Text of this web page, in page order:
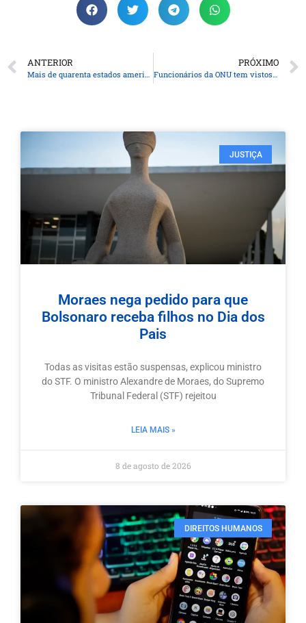
ANTERIOR
Mais de quarenta estados americanos entraram com processo contra a Meta
PRÓXIMO
Funcionários da ONU tem vistos recusados por Israel após comentários de Guterres
JUSTIÇA
Moraes nega pedido para que
Bolsonaro receba filhos no Dia dos
Pais
Todas as visitas estão suspensas, explicou ministro
do STF. O ministro Alexandre de Moraes, do Supremo
Tribunal Federal (STF) rejeitou
LEIA MAIS »
8 de agosto de 2026
DIREITOS HUMANOS